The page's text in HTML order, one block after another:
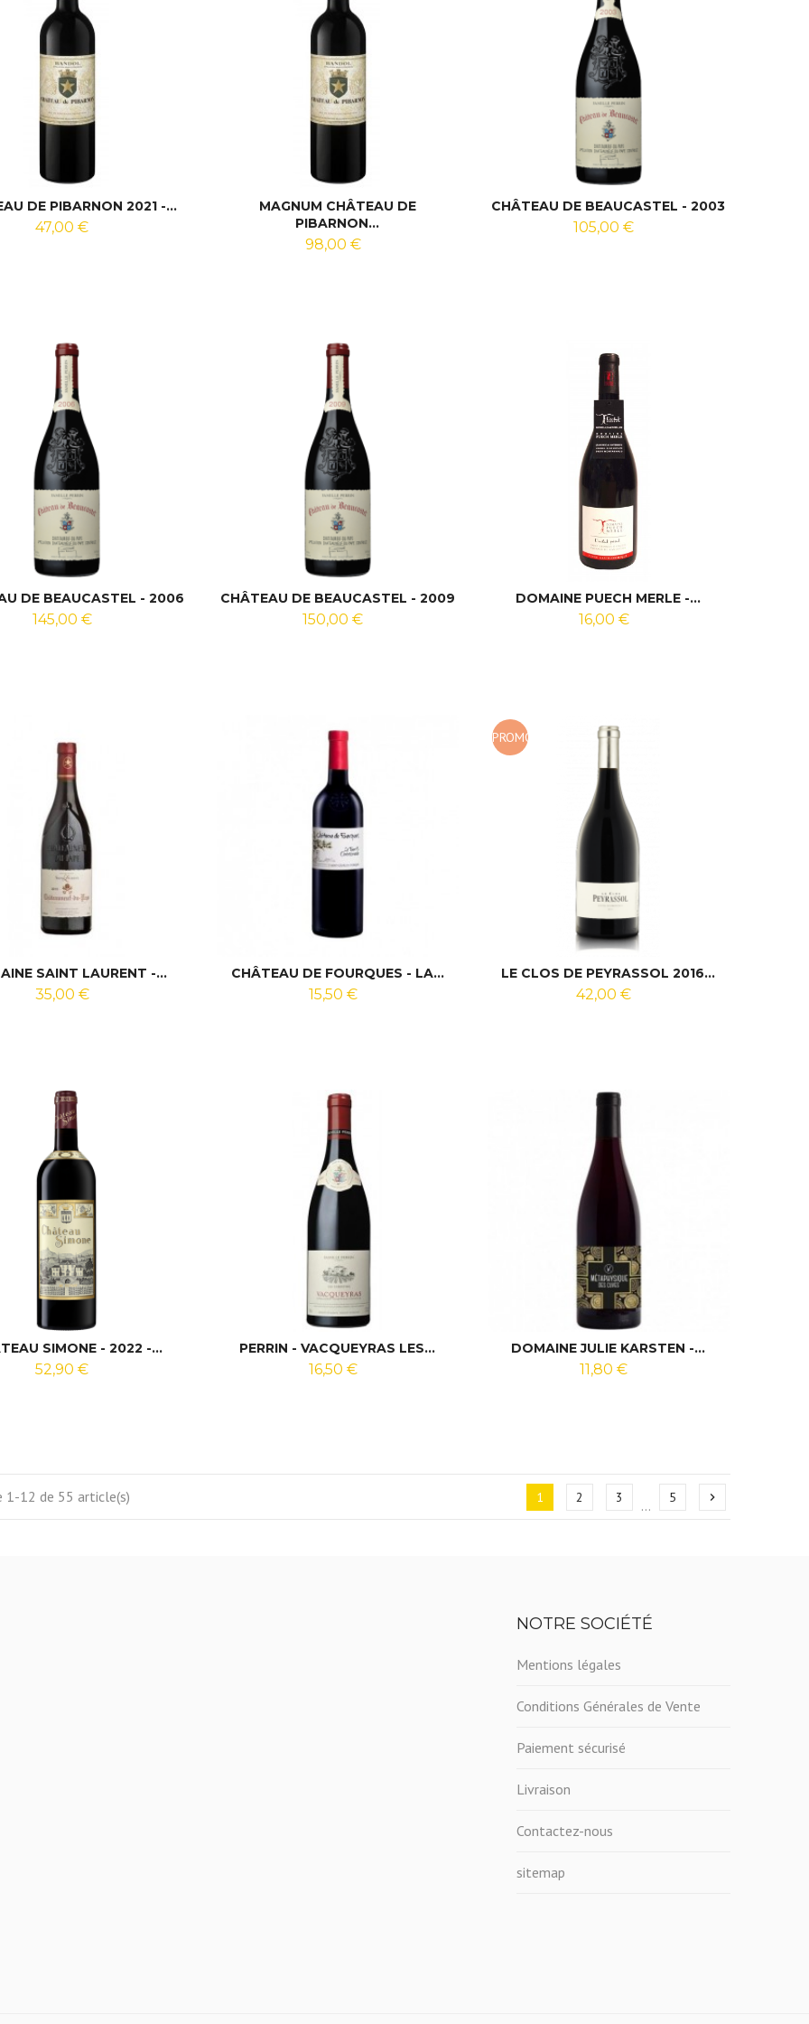
DE PIBARNON 2021 -...
47,00 €
MAGNUM CHÂTEAU DE
PIBARNON...
98,00 €
CHÂTEAU DE BEAUCASTEL - 2003
105,00 €
DE BEAUCASTEL - 2006
145,00 €
CHÂTEAU DE BEAUCASTEL - 2009
150,00 €
DOMAINE PUECH MERLE -...
16,00 €
SAINT LAURENT -...
35,00 €
CHÂTEAU DE FOURQUES - LA...
15,50 €
PROMO
LE CLOS DE PEYRASSOL 2016...
42,00 €
SIMONE - 2022 -...
52,90 €
PERRIN - VACQUEYRAS LES...
16,50 €
DOMAINE JULIE KARSTEN -...
11,80 €
1-12 de 55 article(s) 1 2 3 … 5 chevron_right
NOTRE SOCIÉTÉ
Mentions légales
Conditions Générales de Vente
Paiement sécurisé
Livraison
Contactez-nous
sitemap